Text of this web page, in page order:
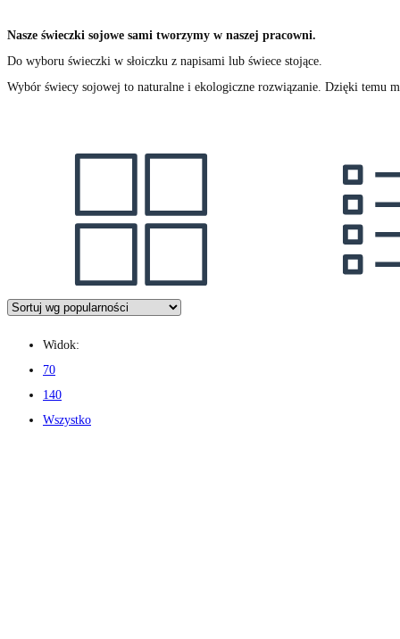
Nasze świeczki sojowe sami tworzymy w naszej pracowni.
Do wyboru świeczki w słoiczku z napisami lub świece stojące.
Wybór świecy sojowej to naturalne i ekologiczne rozwiązanie. Dzięki temu
Widok:
70
140
Wszystko